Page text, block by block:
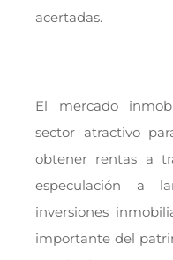
acertadas.
El mercado
sector atractivo
obtener rentas a
especulación a
inversiones
importante del